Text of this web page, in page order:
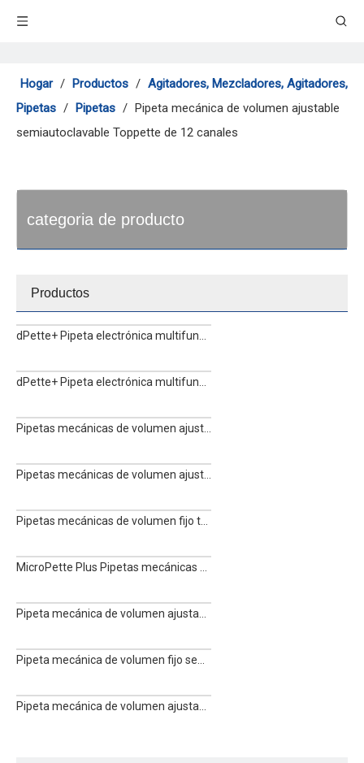
Hogar / Productos / Agitadores, Mezcladores, Agitadores,
Pipetas / Pipetas / Pipeta mecánica de volumen ajustable
semiautoclavable Toppette de 12 canales
categoria de producto
Productos